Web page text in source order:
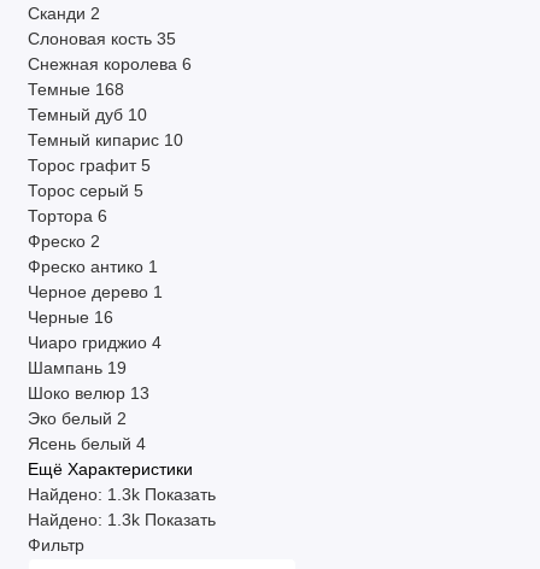
Сканди 2
Слоновая кость 35
Снежная королева 6
Темные 168
Темный дуб 10
Темный кипарис 10
Торос графит 5
Торос серый 5
Тортора 6
Фреско 2
Фреско антико 1
Черное дерево 1
Черные 16
Чиаро гриджио 4
Шампань 19
Шоко велюр 13
Эко белый 2
Ясень белый 4
Ещё Характеристики
Найдено: 1.3k Показать
Найдено: 1.3k Показать
Фильтр